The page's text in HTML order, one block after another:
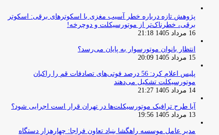
پژوهش تازه درباره خطر آسیب مغزی با اسکوترهای برقی: اسکوتر
برقی، خطرناک‌تر از موتورسیکلت و دوچرخه!
16 مرداد 1405 21:18
انتظار بانوان موتورسوار به پایان می‌رسد؟
15 مرداد 1405 20:09
پلیس اعلام کرد: 56 درصد فوتی‌های تصادفات قم را راکبان
موتورسیکلت تشکیل می‌دهند
14 مرداد 1405 21:27
آیا طرح ترافیک موتورسیکلت‌ها در تهران قرار است اجرایی شود؟
13 مرداد 1405 19:56
مدیر عامل موسسه راهگشا بنیاد تعاون فراجا: چهارهزار دستگاه